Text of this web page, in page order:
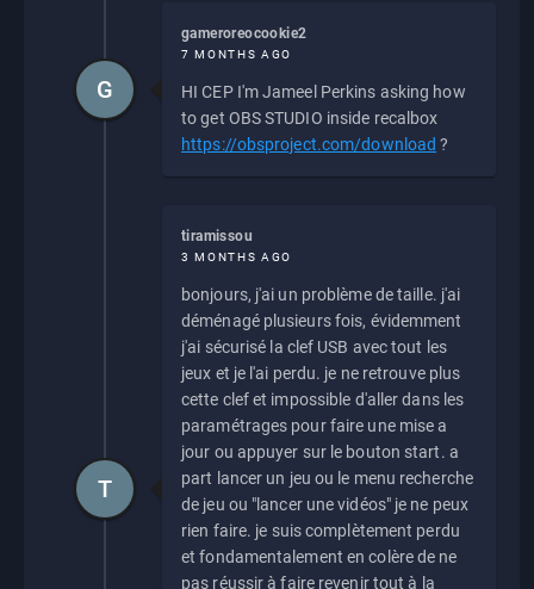
gameroreocookie2
7 MONTHS AGO
HI CEP I'm Jameel Perkins asking how
to get OBS STUDIO inside recalbox
https://obsproject.com/download ?
G
tiramissou
3 MONTHS AGO
bonjours, j'ai un problème de taille. j'ai
déménagé plusieurs fois, évidemment
j'ai sécurisé la clef USB avec tout les
jeux et je l'ai perdu. je ne retrouve plus
cette clef et impossible d'aller dans les
paramétrages pour faire une mise a
jour ou appuyer sur le bouton start. a
part lancer un jeu ou le menu recherche
de jeu ou "lancer une vidéos" je ne peux
rien faire. je suis complètement perdu
et fondamentalement en colère de ne
pas réussir à faire revenir tout à la
T